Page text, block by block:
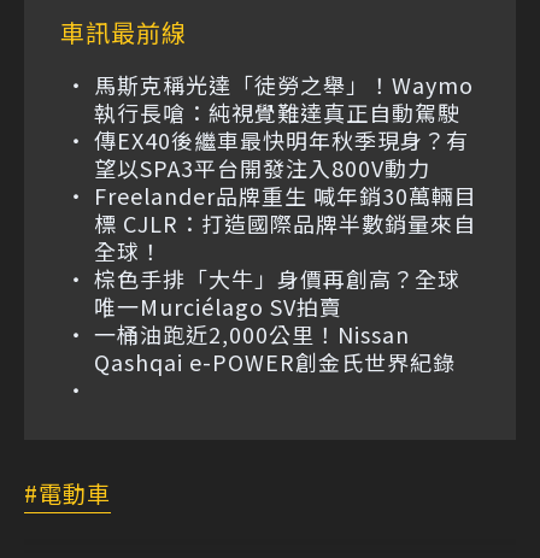
車訊最前線
馬斯克稱光達「徒勞之舉」！Waymo
執行長嗆：純視覺難達真正自動駕駛
傳EX40後繼車最快明年秋季現身？有
望以SPA3平台開發注入800V動力
Freelander品牌重生 喊年銷30萬輛目
標 CJLR：打造國際品牌半數銷量來自
全球！
棕色手排「大牛」身價再創高？全球
唯一Murciélago SV拍賣
一桶油跑近2,000公里！Nissan
Qashqai e-POWER創金氏世界紀錄
電動車